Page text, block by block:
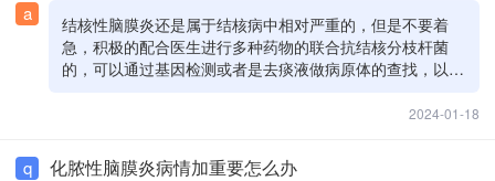
a
结核性脑膜炎还是属于结核病中相对严重的，但是不要着
急，积极的配合医生进行多种药物的联合抗结核分枝杆菌
的，可以通过基因检测或者是去痰液做病原体的查找，以及
2024-01-18
q 化脓性脑膜炎病情加重要怎么办